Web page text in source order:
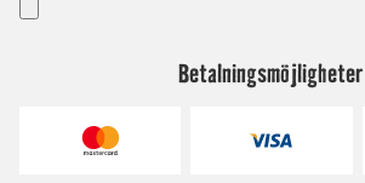
Betalningsmöjligheter